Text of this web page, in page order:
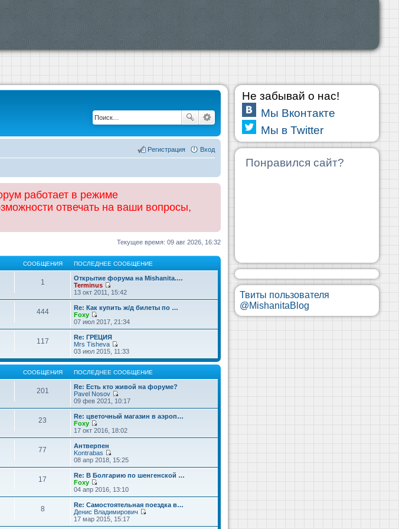
Вход
Регистрация
работает в режиме
отвечать на ваши вопросы,
Текущее время: 09 авг 2026, 16:32
СООБЩЕНИЯ ПОСЛЕДНЕЕ СООБЩЕНИЕ
1
Открытие форума на Mishanita.…
Terminus
П
е
р
е
й
т
и
к
п
о
с
л
е
н
е
м
у
с
о
б
н
и
ю
13 окт 2011, 15:42
444
Re: Как купить ж/д билеты по …
Foxy
П
е
р
е
й
т
и
к
п
о
с
л
е
н
е
м
у
с
о
о
б
щ
н
и
ю
07 июл 2017, 21:34
117
Re: ГРЕЦИЯ
Mrs Tisheva
П
е
р
е
й
т
к
п
о
с
л
е
е
м
с
о
б
щ
е
н
и
03 июл 2015, 11:33
СООБЩЕНИЯ ПОСЛЕДНЕЕ СООБЩЕНИЕ
201
Re: Есть кто живой на форуме?
Pavel Nosov
П
е
р
е
й
т
п
о
л
д
н
е
м
у
с
09 фев 2021, 10:17
23
Re: цветочный магазин в аэроп…
Foxy
П
е
р
е
й
т
к
п
о
л
е
д
17 окт 2016, 18:02
77
Антверпен
Kontrabas
П
е
р
е
й
т
к
п
о
08 апр 2018, 15:25
17
Re: В Болгарию по шенгенской …
Foxy
П
е
р
е
й
т
04 апр 2016, 13:10
8
Re: Самостоятельная поездка в…
Денис Владимирович
е
17 мар 2015, 15:17
Не забывай о нас!
Мы Вконтакте
Мы в Twitter
Понравился сайт?
Твиты пользователя
@MishanitaBlog